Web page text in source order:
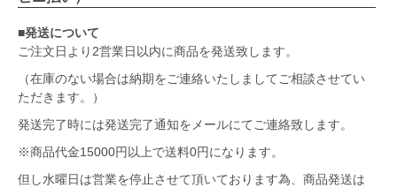
■発送について
ご注文日より2営業日以内に商品を発送致します。
（在庫のない場合は納期をご連絡いたしましてご相談させてい
ただきます。）
発送完了時には発送完了通知をメールにてご連絡致します。
※商品代金15000円以上で送料0円になります。
但し水曜日は営業を停止させて頂いております為、商品発送は